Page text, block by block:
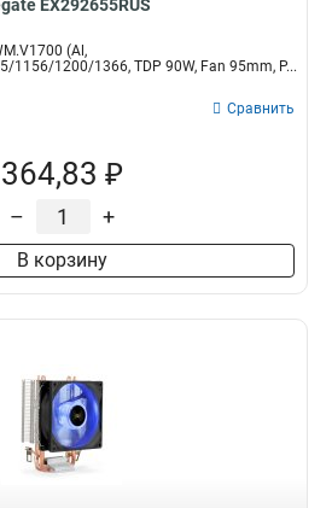
EX292655RUS
(Al,
1156/1200/1366, TDP 90W, Fan 95mm, P...
Сравнить
364,83 ₽
– +
В корзину